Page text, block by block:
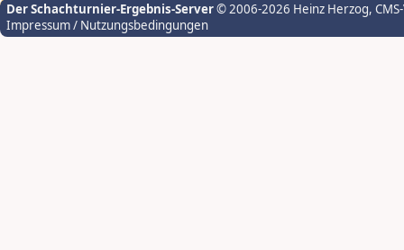
Der Schachturnier-Ergebnis-Server© 2006-2026 Heinz Herzog,
Impressum / Nutzungsbedingungen